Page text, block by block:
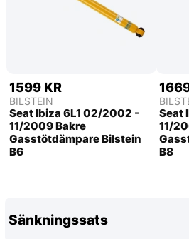
1599 KR
BILSTEIN
Seat Ibiza 6L1 02/2002 -
11/2009 Bakre
Gasstötdämpare Bilstein
B6
Seat
11/
B8
Sänkningssats